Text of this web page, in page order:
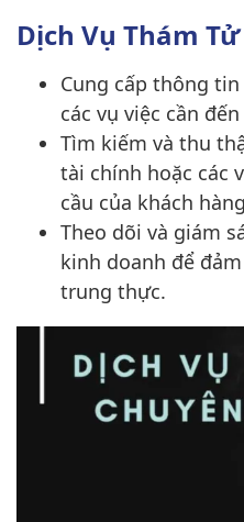
Dịch Vụ Thám
Cung cấp thông
các vụ việc cần
Tìm kiếm và thu
tài chính hoặc các
cầu của khách
Theo dõi và giám
kinh doanh để
trung thực.